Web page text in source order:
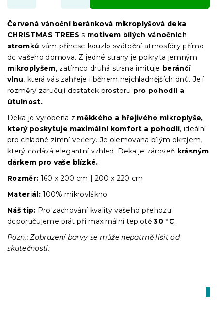
Červená vánoční beránková mikroplyšová deka
CHRISTMAS TREES s motivem bílých vánočních
stromků vám přinese kouzlo sváteční atmosféry přímo
do vašeho domova. Z jedné strany je pokryta jemným
mikroplyšem, zatímco druhá strana imituje beránčí
vlnu, která vás zahřeje i během nejchladnějších dnů. Její
rozměry zaručují dostatek prostoru pro pohodlí a
útulnost.
Deka je vyrobena z měkkého a hřejivého mikroplyše,
který poskytuje maximální komfort a pohodlí, ideální
pro chladné zimní večery. Je olemována bílým okrajem,
který dodává elegantní vzhled. Deka je zároveň krásným
dárkem pro vaše blízké.
Rozměr: 160 x 200 cm | 200 x 220 cm
Materiál: 100% mikrovlákno
Náš tip: Pro zachování kvality vašeho přehozu
doporučujeme prát při maximální teplotě30 °C.
Pozn.: Zobrazení barvy se může nepatrně lišit od
skutečnosti.